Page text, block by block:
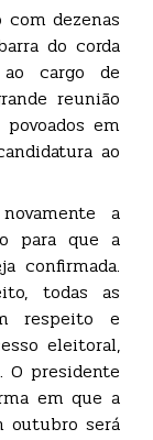
a
para que a
confirmada.
todas as
respeito e
eleitoral,
O presidente
em que a
outubro será